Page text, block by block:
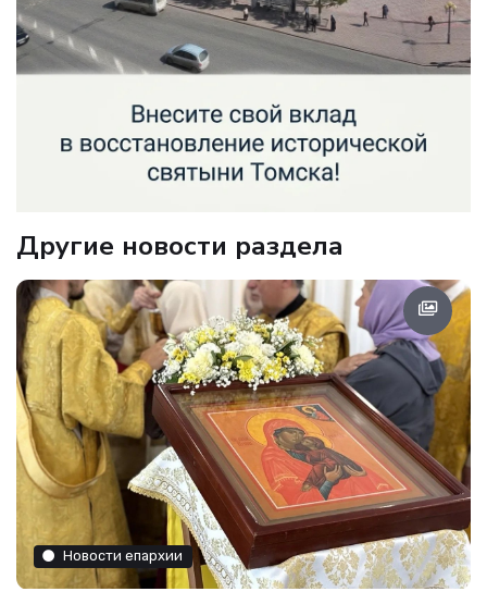
Другие новости раздела
Новости епархии